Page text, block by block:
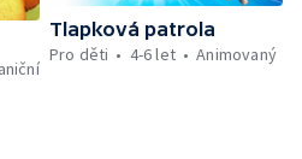
Tlapková patrola
Pro děti
4-6 let Animovaný